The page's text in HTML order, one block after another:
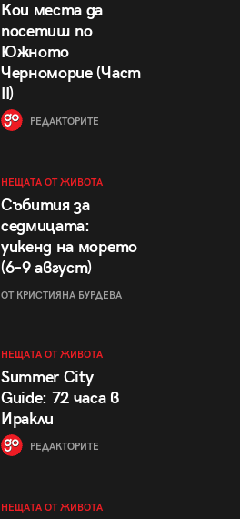
Кои места да
посетиш по
Южното
Черноморие (Част
II)
РЕДАКТОРИТЕ
НЕЩАТА ОТ ЖИВОТА
Събития за
седмицата:
уикенд на морето
(6–9 август)
ОТ КРИСТИЯНА БУРДЕВА
НЕЩАТА ОТ ЖИВОТА
Summer City
Guide: 72 часа в
Иракли
РЕДАКТОРИТЕ
НЕЩАТА ОТ ЖИВОТА